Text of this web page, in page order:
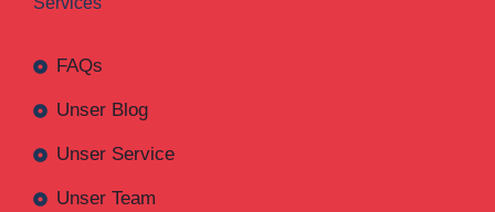
FAQs
Unser Blog
Unser Service
Unser Team